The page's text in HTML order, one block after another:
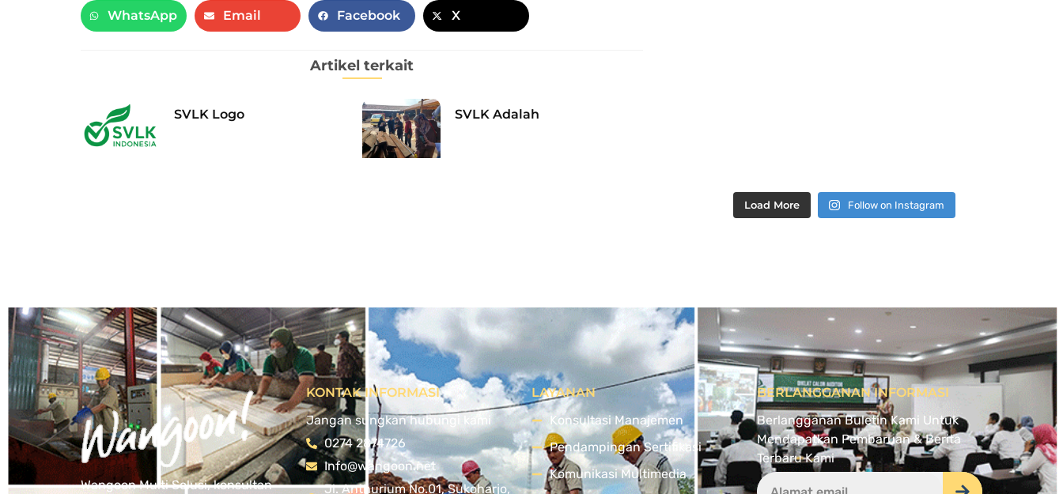
WhatsApp
Email Facebook X
Artikel terkait
SVLK Logo SVLK Adalah
Load More Follow on Instagram
Wangoon Multi Solusi, konsultan
KONTAK INFORMASI
Jangan sungkan hubungi kami
0274 2874726
Info@wangoon.net
Jl. Anthurium No.01, Sukoharjo,
LAYANAN
Konsultasi Manajemen
Pendampingan Sertifikasi
Komunikasi Multimedia
BERLANGGANAN INFORMASI
Berlangganan Buletin Kami Untuk
Mendapatkan Pembaruan & Berita
Terbaru Kami